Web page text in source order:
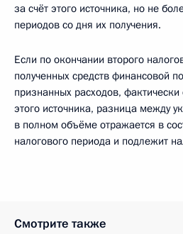
за счёт этого источника, но не
периодов со дня их получения.
Если по окончании второго
полученных средств финансовой
признанных расходов,
этого источника, разница между
в полном объёме отражается в
налогового периода и подлежит
Смотрите также